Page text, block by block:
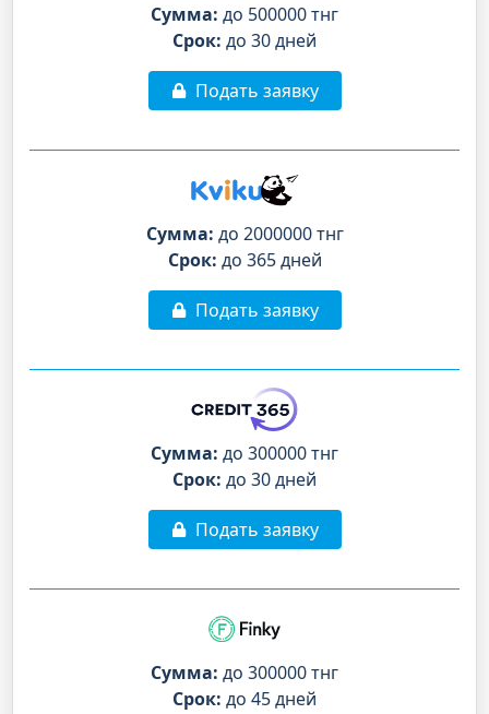
Сумма: до 500000 тнг
Срок: до 30 дней
Подать заявку
Сумма: до 2000000 тнг
Срок: до 365 дней
Подать заявку
Сумма: до 300000 тнг
Срок: до 30 дней
Подать заявку
Сумма: до 300000 тнг
Срок: до 45 дней